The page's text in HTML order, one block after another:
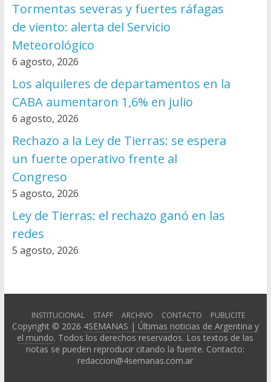
Tormentas severas y fuertes ráfagas
de viento: alerta del Servicio
Meteorológico
6 agosto, 2026
Los alquileres de departamentos en la
CABA aumentaron 1,6% en julio
6 agosto, 2026
Rechazo a la Ley de Tierras: se espera
un fuerte operativo frente al
Congreso
5 agosto, 2026
Ley de Tierras: el rechazo ganó en las
redes
5 agosto, 2026
INSTITUCIONAL STAFF ARCHIVO CONTACTO PUBLICITE
Copyright © 2026 4SEMANAS | Últimas noticias de Argentina y
el mundo. Todos los derechos reservados. Los textos de las
notas se pueden reproducir citando la fuente. Contacto:
redaccion@4semanas.com.ar